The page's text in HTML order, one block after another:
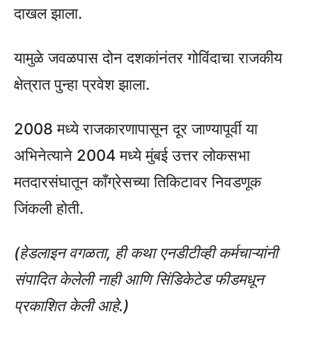
दाखल झाला.
यामुळे जवळपास दोन दशकांनंतर गोविंदाचा राजकीय
क्षेत्रात पुन्हा प्रवेश झाला.
2008 मध्ये राजकारणापासून दूर जाण्यापूर्वी या
अभिनेत्याने 2004 मध्ये मुंबई उत्तर लोकसभा
मतदारसंघातून काँग्रेसच्या तिकिटावर निवडणूक
जिंकली होती.
(हेडलाइन वगळता, ही कथा एनडीटीव्ही कर्मचाऱ्यांनी
संपादित केलेली नाही आणि सिंडिकेटेड फीडमधून
प्रकाशित केली आहे.)